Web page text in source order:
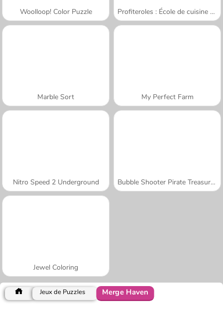
Woolloop! Color Puzzle Profiteroles : École de cuisine de Sara
Marble Sort My Perfect Farm
Nitro Speed 2 Underground Bubble Shooter Pirate Treasures
Jewel Coloring
Jeux de Puzzles Merge Haven